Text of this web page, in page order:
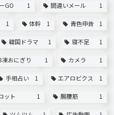
GO 1 間違いメール 1
1 体幹 1 青色申告 1
韓国ドラマ 1 寝不足 1
凍おにぎり 1 カメラ 1
手相占い 1 エアロビクス 1
ット 1 腸腰筋 1